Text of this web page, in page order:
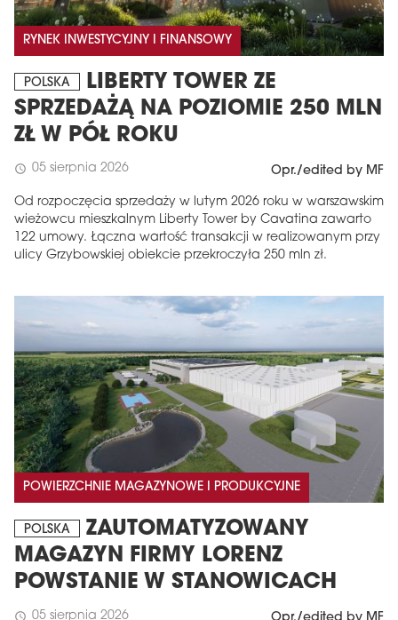
RYNEK INWESTYCYJNY I FINANSOWY
POLSKA
LIBERTY TOWER ZE
SPRZEDAŻĄ NA POZIOMIE 250 MLN
ZŁ W PÓŁ ROKU
schedule 05 sierpnia 2026 Opr./edited by MF
Od rozpoczęcia sprzedaży w lutym 2026 roku w warszawskim
wieżowcu mieszkalnym Liberty Tower by Cavatina zawarto
122 umowy. Łączna wartość transakcji w realizowanym przy
ulicy Grzybowskiej obiekcie przekroczyła 250 mln zł.
POWIERZCHNIE MAGAZYNOWE I PRODUKCYJNE
POLSKA
ZAUTOMATYZOWANY
MAGAZYN FIRMY LORENZ
POWSTANIE W STANOWICACH
schedule 05 sierpnia 2026